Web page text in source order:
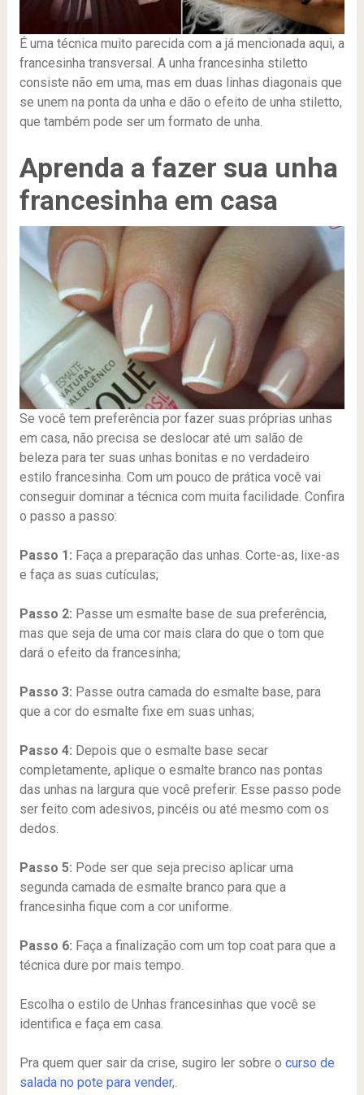
É uma técnica muito parecida com a já mencionada aqui, a
francesinha transversal. A unha francesinha stiletto
consiste não em uma, mas em duas linhas diagonais que
se unem na ponta da unha e dão o efeito de unha stiletto,
que também pode ser um formato de unha.
Aprenda a fazer sua unha
francesinha em casa
Se você tem preferência por fazer suas próprias unhas
em casa, não precisa se deslocar até um salão de
beleza para ter suas unhas bonitas e no verdadeiro
estilo francesinha. Com um pouco de prática você vai
conseguir dominar a técnica com muita facilidade. Confira
o passo a passo:
Passo 1: Faça a preparação das unhas. Corte-as, lixe-as
e faça as suas cutículas;
Passo 2: Passe um esmalte base de sua preferência,
mas que seja de uma cor mais clara do que o tom que
dará o efeito da francesinha;
Passo 3: Passe outra camada do esmalte base, para
que a cor do esmalte fixe em suas unhas;
Passo 4: Depois que o esmalte base secar
completamente, aplique o esmalte branco nas pontas
das unhas na largura que você preferir. Esse passo pode
ser feito com adesivos, pincéis ou até mesmo com os
dedos.
Passo 5: Pode ser que seja preciso aplicar uma
segunda camada de esmalte branco para que a
francesinha fique com a cor uniforme.
Passo 6: Faça a finalização com um top coat para que a
técnica dure por mais tempo.
Escolha o estilo de Unhas francesinhas que você se
identifica e faça em casa.
Pra quem quer sair da crise, sugiro ler sobre o curso de
salada no pote para vender,.